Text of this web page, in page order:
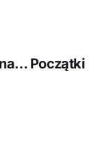
Początki